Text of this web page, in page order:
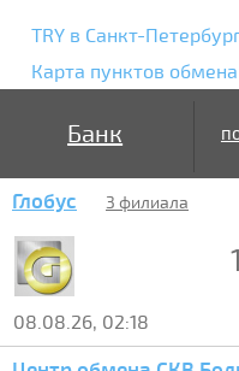
TRY в Санкт-
Карта пунктов
Банк
Глобус 3 филиала
08.08.26, 02:18